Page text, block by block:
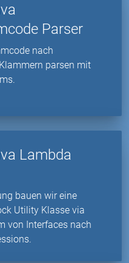
Parser
nach
parsen mit
Lambda
bauen wir eine
Utility Klasse via
von Interfaces nach